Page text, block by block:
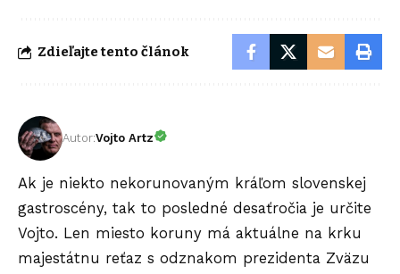
Zdieľajte tento článok
Autor:Vojto Artz
Ak je niekto nekorunovaným kráľom slovenskej
gastroscény, tak to posledné desaťročia je určite
Vojto. Len miesto koruny má aktuálne na krku
majestátnu reťaz s odznakom prezidenta Zväzu